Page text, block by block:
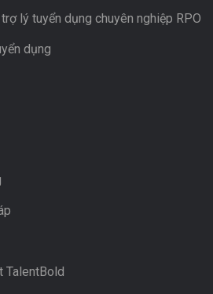
lý tuyển dụng chuyên nghiệp RPO
dụng
TalentBold